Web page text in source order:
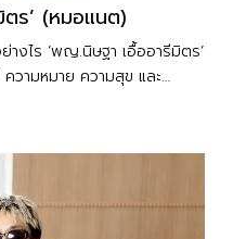
ร’ (หมอแนต)
างไร ‘พญ.นิษฐา เอื้ออารีมิตร’
วามหมาย ความสุข และ